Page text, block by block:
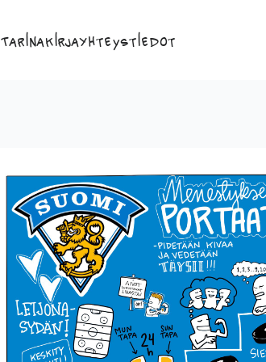
TarinaKirjaYhteystiedot